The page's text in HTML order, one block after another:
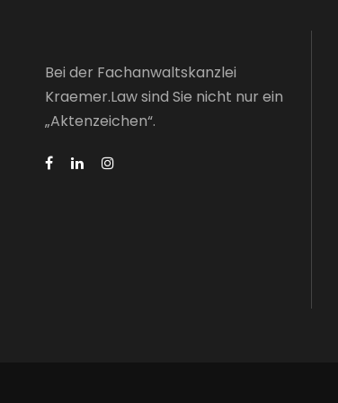
Bei der Fachanwaltskanzlei
Kraemer.Law sind Sie nicht nur ein
„Aktenzeichen“.